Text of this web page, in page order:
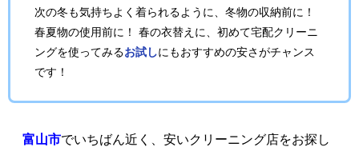
次の冬も気持ちよく着られるように、冬物の収納前に！
春夏物の使用前に！ 春の衣替えに、初めて宅配クリーニ
ングを使ってみるお試しにもおすすめの安さがチャンス
です！
富山市でいちばん近く、安いクリーニング店をお探し